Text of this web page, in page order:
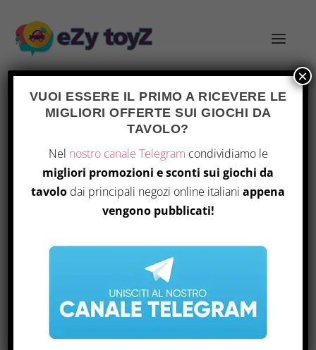
TAG:PAPER APP DUNGEON
OBG 565: APPREZZAMENTO DEI
GIOCHI DA TAVOLO
VUOI ESSERE IL PRIMO A RICEVERE LE
MIGLIORI OFFERTE SUI GIOCHI DA
TAVOLO?
Nel nostro canale Telegram condividiamo le
migliori promozioni e sconti sui giochi da
tavolo dai principali negozi online italiani appena
vengono pubblicati!
×